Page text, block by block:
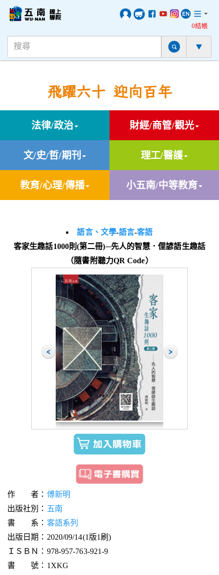
0結帳
飛躍六十 迎向百年
法律/政治 財經/商管/觀光
文/史/哲/期刊 理工/醫護
教育/心理/傳播 小五南/中等教育
語言、文學-語言-客語
客家生趣話1000則(第二冊)─先人的智慧．俚諺語生趣話
（隨書附聽力QR Code）
作 者： 傅新明
出版社別： 五南
書 系： 客語系列
出版日期：2020/09/14(1版1刷)
ＩＳＢＮ：978-957-763-921-9
書 號：1XKG